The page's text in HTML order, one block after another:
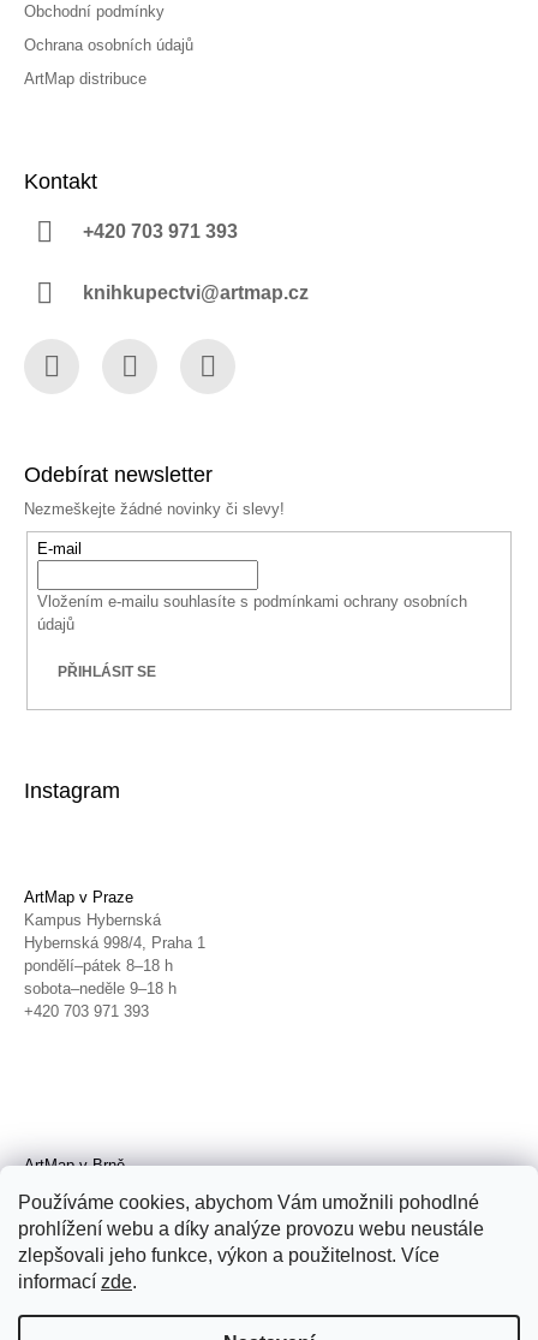
Používáme cookies, abychom Vám umožnili pohodlné
prohlížení webu a díky analýze provozu webu neustále
zlepšovali jeho funkce, výkon a použitelnost. Více
informací zde.
Obchodní podmínky
Ochrana osobních údajů
ArtMap distribuce
Kontakt
+420 703 971 393
knihkupectvi@artmap.cz
Odebírat newsletter
Nezmeškejte žádné novinky či slevy!
E-mail
Vložením e-mailu souhlasíte s podmínkami ochrany osobních
údajů
PŘIHLÁSIT SE
Instagram
ArtMap v Praze
Kampus Hybernská
Hybernská 998/4, Praha 1
pondělí–pátek 8–18 h
sobota–neděle 9–18 h
+420 703 971 393
ArtMap v Brně
Radnická 4, Brno
úterý–pátek 11–19 h
sobota 14–19 h
+420 702 152 298